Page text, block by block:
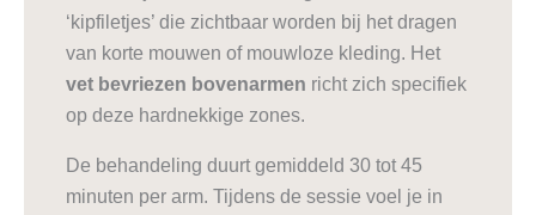
‘kipfiletjes’ die zichtbaar worden bij het dragen
van korte mouwen of mouwloze kleding. Het
vet bevriezen bovenarmen richt zich specifiek
op deze hardnekkige zones.
De behandeling duurt gemiddeld 30 tot 45
minuten per arm. Tijdens de sessie voel je in